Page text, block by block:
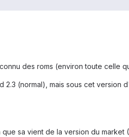
des roms (environ toute celle
(normal), mais sous cet version
sa vient de la version du